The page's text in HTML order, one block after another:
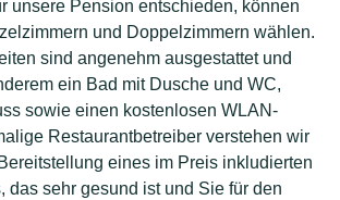
unsere Pension entschieden, können
und Doppelzimmern wählen.
sind angenehm ausgestattet und
ein Bad mit Dusche und WC,
sowie einen kostenlosen WLAN-
Restaurantbetreiber verstehen wir
eines im Preis inkludierten
das sehr gesund ist und Sie für den